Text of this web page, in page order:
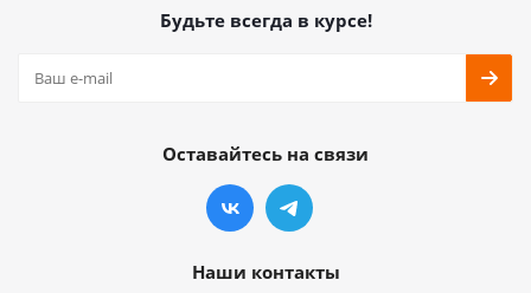
Будьте всегда в курсе!
Оставайтесь на связи
Наши контакты